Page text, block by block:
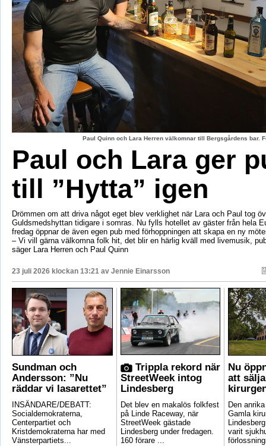
Paul Quinn och Lara Herren välkomnar till Bergsgårdens bar.
Paul och Lara ger
till ”Hytta” igen
Drömmen om att driva något eget blev verklighet när Lara och Paul tog
Guldsmedshyttan tidigare i somras. Nu fylls hotellet av gäster från hela
fredag öppnar de även egen pub med förhoppningen att skapa en ny
– Vi vill gärna välkomna folk hit, det blir en härlig kväll med livemusik,
säger Lara Herren och Paul Quinn
23 juli 2026 klockan 13:21 av Jennie Einarsson
Sundman och
Andersson: ”Nu
räddar vi lasarettet”
INSÄNDARE/DEBATT:
Socialdemokraterna,
Centerpartiet och
Kristdemokraterna har med
Vänsterpartiets...
Trippla rekord när
StreetWeek intog
Lindesberg
Det blev en makalös folkfest
på Linde Raceway, när
StreetWeek gästade
Lindesberg under fredagen.
160 förare ...
Nu
att
Den
Gamla
varit